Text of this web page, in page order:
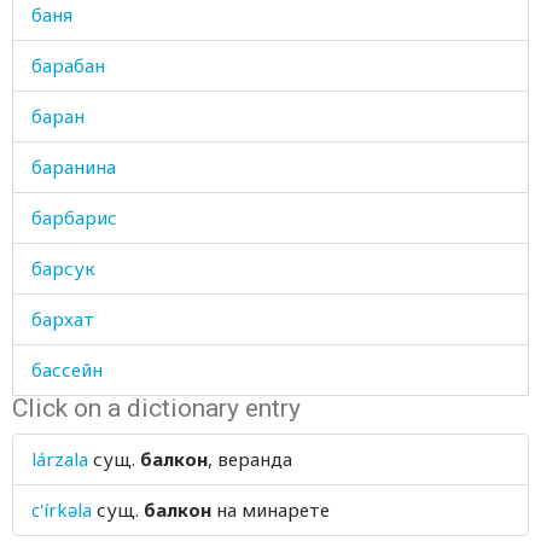
баня
барабан
баран
баранина
барбарис
барсук
бархат
бассейн
батист
бахилы
бахрома
Click on a dictionary entry
lárzala сущ. балкон, веранда
c'írkəla сущ. балкон на минарете